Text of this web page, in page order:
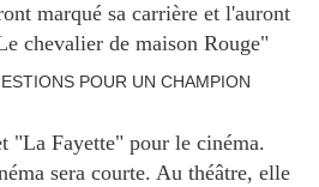
marqué sa carrière et l'auront
chevalier de maison Rouge"
"La Fayette" pour le cinéma.
sera courte. Au théâtre, elle